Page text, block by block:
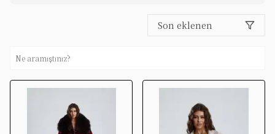
Son eklenen